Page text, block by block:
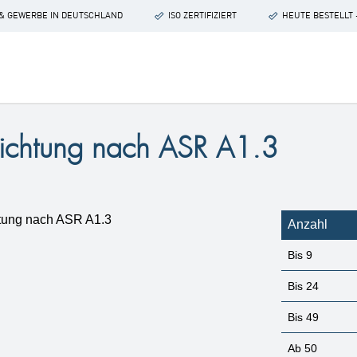
GEWERBE IN DEUTSCHLAND ISO ZERTIFIZIERT HEUTE BESTELLT
nach ASR A1.3
Anzahl
Bis9
Bis 24
Bis49
Ab50